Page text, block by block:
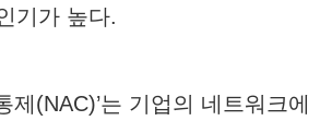
기가 높다.
제(NAC)’는 기업의 네트워크에